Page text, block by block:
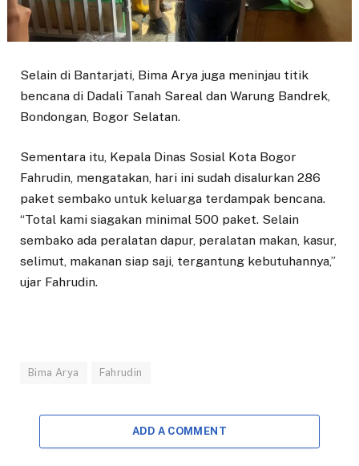
Selain di Bantarjati, Bima Arya juga meninjau titik
bencana di Dadali Tanah Sareal dan Warung Bandrek,
Bondongan, Bogor Selatan.
Sementara itu, Kepala Dinas Sosial Kota Bogor
Fahrudin, mengatakan, hari ini sudah disalurkan 286
paket sembako untuk keluarga terdampak bencana.
“Total kami siagakan minimal 500 paket. Selain
sembako ada peralatan dapur, peralatan makan, kasur,
selimut, makanan siap saji, tergantung kebutuhannya,”
ujar Fahrudin.
Bima Arya Fahrudin
ADD A COMMENT